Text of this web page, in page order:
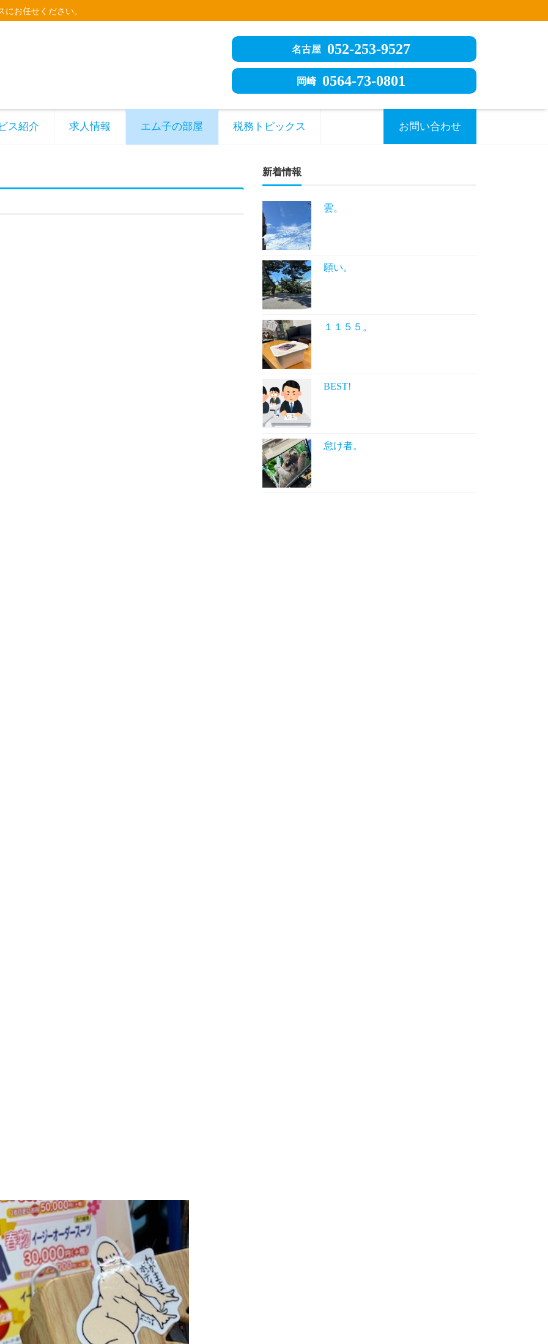
お任せください。
名古屋 052-253-9527
岡崎 0564-73-0801
ス紹介 求人情報 エム子の部屋 税務トピックス お問い合わせ
新着情報
雲。
願い。
１１５５。
BEST!
怠け者。